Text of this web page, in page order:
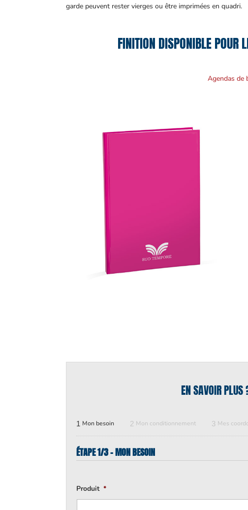
garde peuvent rester vierges ou être imprimées en quadri.
FINITION DISPONIBLE POUR
Agendas de
EN SAVOIR PLUS
1 Mon besoin 2 Mon conditionnement 3 Mes
ÉTAPE 1/3 - MON BESOIN
Produit *